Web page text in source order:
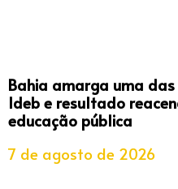
Bahia amarga uma
Ideb e resultado
educação pública
7 de agosto de 2026